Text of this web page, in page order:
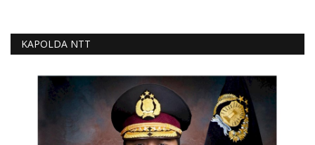
KAPOLDA NTT